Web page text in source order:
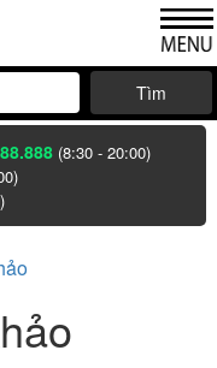
Tìm
(8:30 - 20:00)